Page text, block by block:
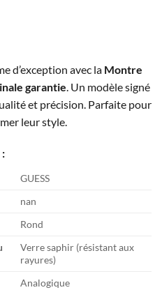
d’exception avec la Montre
garantie . Un modèle signé
et précision. Parfaite pour
leur style.
GUESS
nan
Rond
Verre saphir (résistant aux
rayures)
Analogique